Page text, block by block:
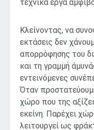
τεχνικά έργα
Κλείνοντας, να
εκτάσεις δεν
απορρόφησης του
και τη γραμμή
εντεινόμενες
Όταν
χώρο που της
εκείνη. Παρέχει
λειτουργεί ως